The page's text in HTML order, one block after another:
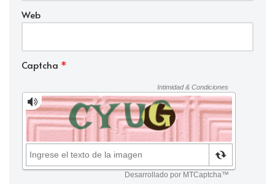
Web
Captcha *